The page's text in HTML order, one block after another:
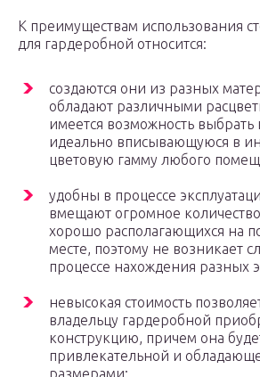
К преимуществам использования
для гардеробной относится:
создаются они из разных
обладают различными
имеется возможность выбрать
идеально вписывающуюся в
цветовую гамму любого
удобны в процессе
вмещают огромное
хорошо располагающихся на
месте, поэтому не возникает
процессе нахождения разных
невысокая стоимость
владельцу гардеробной
конструкцию, причем она
привлекательной и
размерами;